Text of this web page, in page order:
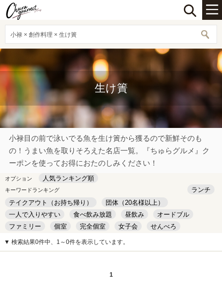
小禄 × 創作料理 × 生け簀
生け簀
小禄目の前で泳いでる魚を生け簀から獲るので新鮮そのも
の！うまい魚を取りそろえた名店一覧。『ちゅらグルメ』ク
ーポンを使ってお得におたのしみください！
オプション 人気ランキング順
キーワードランキング
ランチ
テイクアウト（お持ち帰り）
団体（20名様以上）
一人で入りやすい
食べ飲み放題 昼飲み
オードブル
ファミリー
個室 完全個室 女子会
せんべろ
キッズルーム
安い デート
▼ 検索結果0件中、1～0件を表示しています。
1